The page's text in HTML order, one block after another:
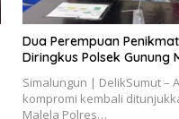
Dua Perempuan
Diringkus Polsek Gunung
Simalungun | DelikSumut –
kompromi kembali
Malela Polres…